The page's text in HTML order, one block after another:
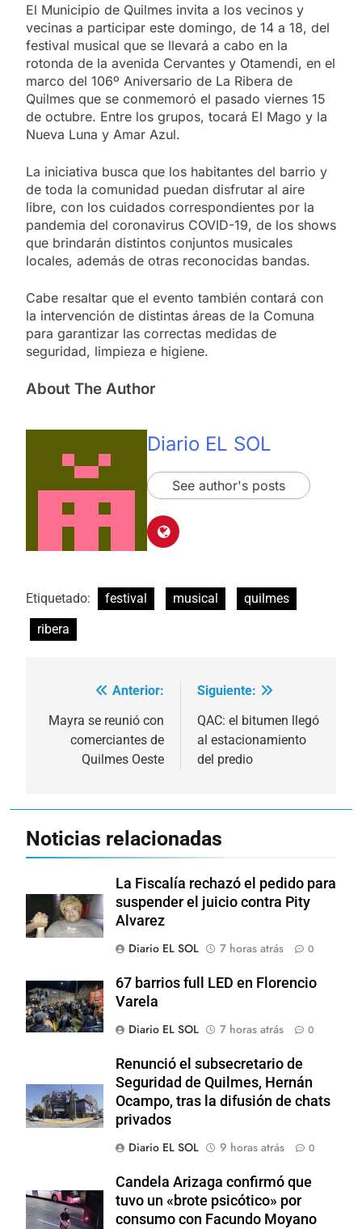
El Municipio de Quilmes invita a los vecinos y
vecinas a participar este domingo, de 14 a 18, del
festival musical que se llevará a cabo en la
rotonda de la avenida Cervantes y Otamendi, en el
marco del 106º Aniversario de La Ribera de
Quilmes que se conmemoró el pasado viernes 15
de octubre. Entre los grupos, tocará El Mago y la
Nueva Luna y Amar Azul.
La iniciativa busca que los habitantes del barrio y
de toda la comunidad puedan disfrutar al aire
libre, con los cuidados correspondientes por la
pandemia del coronavirus COVID-19, de los shows
que brindarán distintos conjuntos musicales
locales, además de otras reconocidas bandas.
Cabe resaltar que el evento también contará con
la intervención de distintas áreas de la Comuna
para garantizar las correctas medidas de
seguridad, limpieza e higiene.
About The Author
Diario EL SOL
See author's posts
Etiquetado: festival musical
quilmes
ribera
Navegación
de
entradas
Anterior:
Mayra se reunió con
comerciantes de
Quilmes Oeste
Siguiente:
QAC: el bitumen llegó
al estacionamiento
del predio
Noticias relacionadas
La Fiscalía rechazó el pedido para
suspender el juicio contra Pity
Alvarez
Diario EL SOL
7 horas atrás 0
67 barrios full LED en Florencio
Varela
Diario EL SOL
7 horas atrás 0
Renunció el subsecretario de
Seguridad de Quilmes, Hernán
Ocampo, tras la difusión de chats
privados
Diario EL SOL
9 horas atrás 0
Candela Arizaga confirmó que
tuvo un «brote psicótico» por
consumo con Facundo Moyano